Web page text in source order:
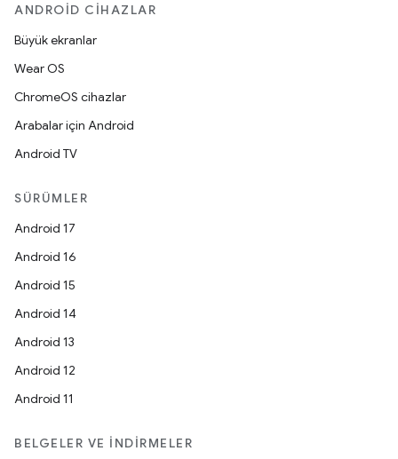
ANDROID CIHAZLAR
Büyük ekranlar
Wear OS
ChromeOS cihazlar
Arabalar için Android
Android TV
SÜRÜMLER
Android 17
Android 16
Android 15
Android 14
Android 13
Android 12
Android 11
BELGELER VE İNDIRMELER